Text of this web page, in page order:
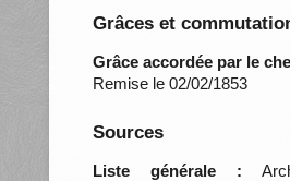
Grâces et
Grâce accordée par le
Remise le 02/02/1853
Sources
Liste générale :